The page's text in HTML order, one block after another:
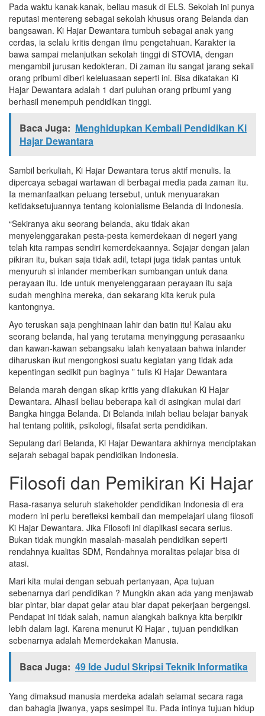
Pada waktu kanak-kanak, beliau masuk di ELS. Sekolah ini punya
reputasi mentereng sebagai sekolah khusus orang Belanda dan
bangsawan. Ki Hajar Dewantara tumbuh sebagai anak yang
cerdas, ia selalu kritis dengan ilmu pengetahuan. Karakter ia
bawa sampai melanjutkan sekolah tinggi di STOVIA, dengan
mengambil jurusan kedokteran. Di zaman itu sangat jarang sekali
orang pribumi diberi keleluasaan seperti ini. Bisa dikatakan Ki
Hajar Dewantara adalah 1 dari puluhan orang pribumi yang
berhasil menempuh pendidikan tinggi.
Baca Juga: Menghidupkan Kembali Pendidikan Ki
Hajar Dewantara
Sambil berkuliah, Ki Hajar Dewantara terus aktif menulis. Ia
dipercaya sebagai wartawan di berbagai media pada zaman itu.
Ia memanfaatkan peluang tersebut, untuk menyuarakan
ketidaksetujuannya tentang kolonialisme Belanda di Indonesia.
“Sekiranya aku seorang belanda, aku tidak akan
menyelenggarakan pesta-pesta kemerdekaan di negeri yang
telah kita rampas sendiri kemerdekaannya. Sejajar dengan jalan
pikiran itu, bukan saja tidak adil, tetapi juga tidak pantas untuk
menyuruh si inlander memberikan sumbangan untuk dana
perayaan itu. Ide untuk menyelenggaraan perayaan itu saja
sudah menghina mereka, dan sekarang kita keruk pula
kantongnya.
Ayo teruskan saja penghinaan lahir dan batin itu! Kalau aku
seorang belanda, hal yang terutama menyinggung perasaanku
dan kawan-kawan sebangsaku ialah kenyataan bahwa inlander
diharuskan ikut mengongkosi suatu kegiatan yang tidak ada
kepentingan sedikit pun baginya ” tulis Ki Hajar Dewantara
Belanda marah dengan sikap kritis yang dilakukan Ki Hajar
Dewantara. Alhasil beliau beberapa kali di asingkan mulai dari
Bangka hingga Belanda. Di Belanda inilah beliau belajar banyak
hal tentang politik, psikologi, filsafat serta pendidikan.
Sepulang dari Belanda, Ki Hajar Dewantara akhirnya menciptakan
sejarah sebagai bapak pendidikan Indonesia.
Filosofi dan Pemikiran Ki Hajar
Rasa-rasanya seluruh stakeholder pendidikan Indonesia di era
modern ini perlu berefleksi kembali dan mempelajari ulang filosofi
Ki Hajar Dewantara. Jika Filosofi ini diaplikasi secara serius.
Bukan tidak mungkin masalah-masalah pendidikan seperti
rendahnya kualitas SDM, Rendahnya moralitas pelajar bisa di
atasi.
Mari kita mulai dengan sebuah pertanyaan, Apa tujuan
sebenarnya dari pendidikan ? Mungkin akan ada yang menjawab
biar pintar, biar dapat gelar atau biar dapat pekerjaan bergengsi.
Pendapat ini tidak salah, namun alangkah baiknya kita berpikir
lebih dalam lagi. Karena menurut Ki Hajar , tujuan pendidikan
sebenarnya adalah Memerdekakan Manusia.
Baca Juga: 49 Ide Judul Skripsi Teknik Informatika
Yang dimaksud manusia merdeka adalah selamat secara raga
dan bahagia jiwanya, yaps sesimpel itu. Pada intinya tujuan hidup